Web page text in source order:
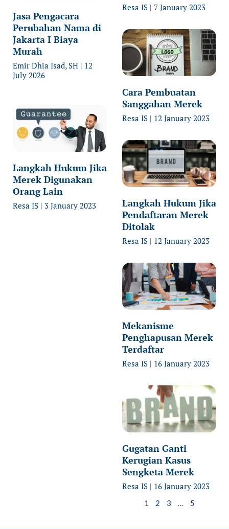
Jasa Pengacara
Perubahan Nama di
Jakarta I Biaya
Murah
Emir Dhia Isad, SH
12
July 2026
Langkah Hukum Jika
Merek Digunakan
Orang Lain
Resa IS 3 January 2023
Resa IS 7 January 2023
Cara Pembuatan
Sanggahan Merek
Resa IS 12 January 2023
Langkah Hukum Jika
Pendaftaran Merek
Ditolak
Resa IS 12 January 2023
Mekanisme
Penghapusan Merek
Terdaftar
Resa IS 16 January 2023
Gugatan Ganti
Kerugian Kasus
Sengketa Merek
Resa IS 16 January 2023
1 2 3 … 5